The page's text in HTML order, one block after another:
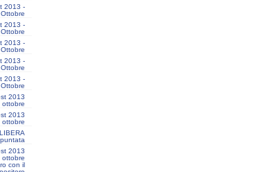
2013 -
2013 -
2013 -
2013 -
2013 -
2013
ottobre
2013
ottobre
2013
ottobre
con il